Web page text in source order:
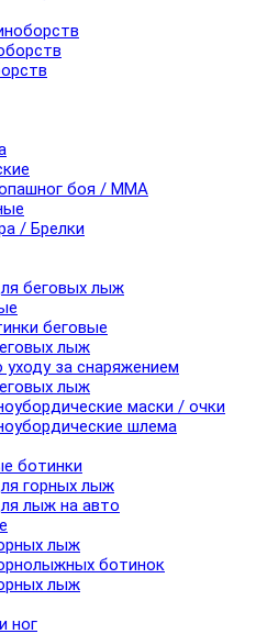
боя / ММА
/ Брелки
беговых лыж
беговые
лыж
за снаряжением
лыж
маски / очки
шлема
ботинки
горных лыж
лыж на авто
лыж
ботинок
лыж
ног